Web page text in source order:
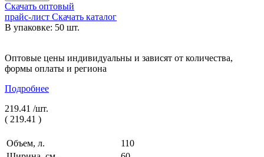
Скачать оптовый
прайс-лист Скачать каталог
В упаковке: 50 шт.
Оптовые цены индивидуальны и зависят от количества,
формы оплаты и региона
Подробнее
219.41 /шт.
( 219.41 )
Объем, л.
110